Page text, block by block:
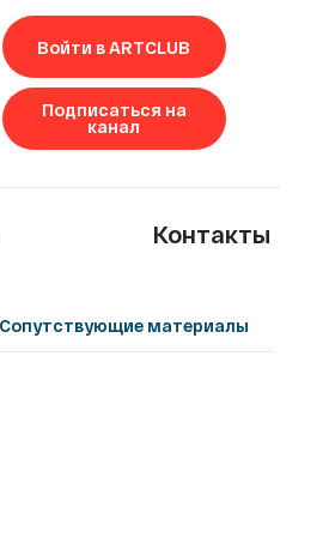
Войти в ARTCLUB
Подписаться на
канал
Контакты
Сопутствующие материалы